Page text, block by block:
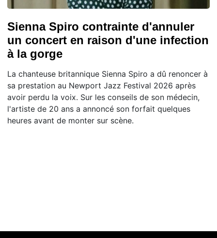
Sienna Spiro contrainte d'annuler
un concert en raison d'une infection
à la gorge
La chanteuse britannique Sienna Spiro a dû renoncer à
sa prestation au Newport Jazz Festival 2026 après
avoir perdu la voix. Sur les conseils de son médecin,
l'artiste de 20 ans a annoncé son forfait quelques
heures avant de monter sur scène.